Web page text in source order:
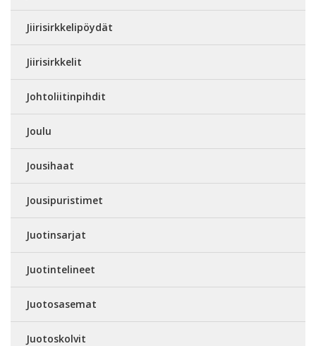
Jiirisirkkelipöydät
Jiirisirkkelit
Johtoliitinpihdit
Joulu
Jousihaat
Jousipuristimet
Juotinsarjat
Juotintelineet
Juotosasemat
Juotoskolvit